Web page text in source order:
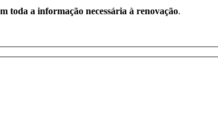
toda a informação necessária à renovação.